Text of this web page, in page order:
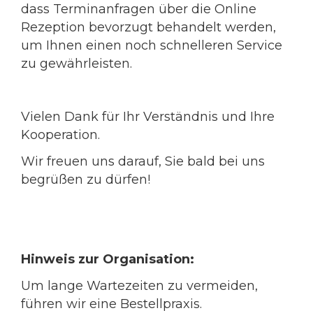
dass Terminanfragen über die Online
Rezeption bevorzugt behandelt werden,
um Ihnen einen noch schnelleren Service
zu gewährleisten.
Vielen Dank für Ihr Verständnis und Ihre
Kooperation.
Wir freuen uns darauf, Sie bald bei uns
begrüßen zu dürfen!
Hinweis zur Organisation:
Um lange Wartezeiten zu vermeiden,
führen wir eine Bestellpraxis.